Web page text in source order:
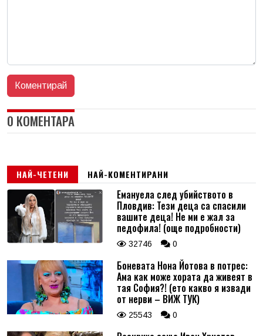
0 КОМЕНТАРА
НАЙ-ЧЕТЕНИ НАЙ-КОМЕНТИРАНИ
Емануела след убийството в
Пловдив: Тези деца са спасили
вашите деца! Не ми е жал за
педофила! (още подробности)
32746 0
Боневата Нона Йотова в потрес:
Ама как може хората да живеят в
тая София?! (ето какво я извади
от нерви – ВИЖ ТУК)
25543 0